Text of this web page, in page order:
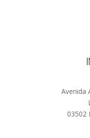
Avenida
03502